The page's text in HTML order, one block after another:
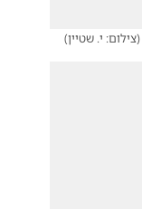
(צילום: י. שטיין)